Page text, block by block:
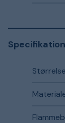
Størrelse